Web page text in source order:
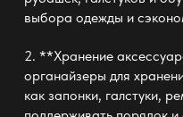
выбора одежды и
2. **Хранение
органайзеры для
как запонки, галстуки,